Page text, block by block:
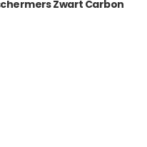
Zwart Carbon